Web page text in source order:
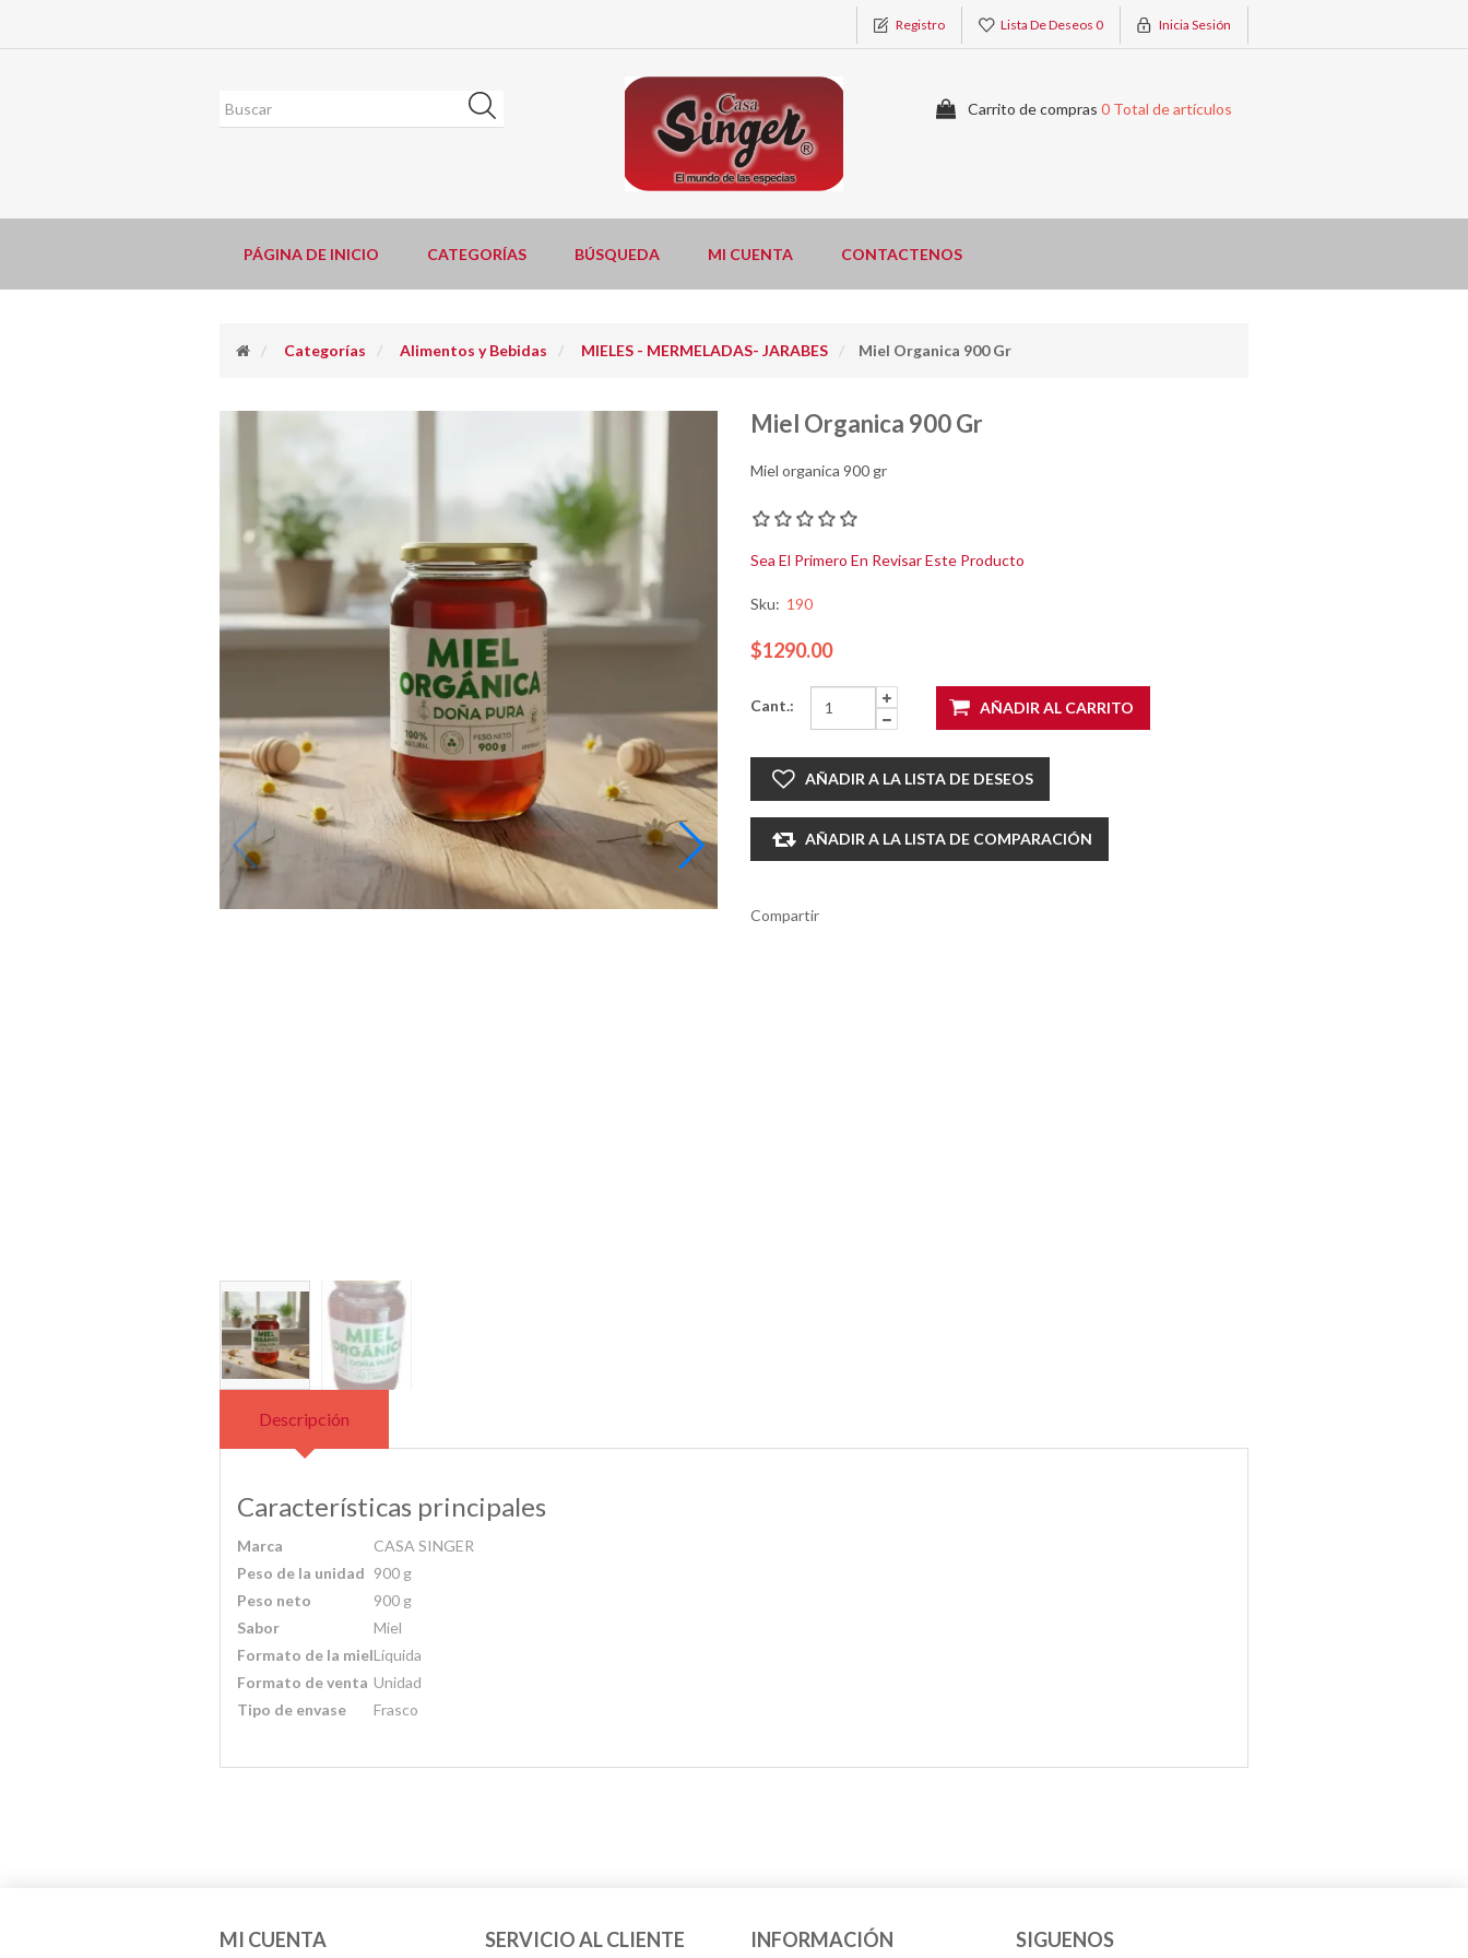
Registro Lista De Deseos 0 Inicia Sesión
Carrito de compras 0 Total de artículos
PÁGINA DE INICIO CATEGORÍAS BÚSQUEDA MI CUENTA CONTACTENOS
Categorías Alimentos y Bebidas MIELES - MERMELADAS- JARABES Miel Organica 900 Gr
Miel Organica 900 Gr
Miel organica 900 gr
Sea El Primero En Revisar Este Producto
Sku: 190
$1290.00
Cant.: AÑADIR AL CARRITO
AÑADIR A LA LISTA DE DESEOS
AÑADIR A LA LISTA DE COMPARACIÓN
Compartir
Descripción
Características principales
Marca
CASA SINGER
Peso de la unidad 900 g
Peso neto
900 g
Sabor
Miel
Formato de la mielLíquida
Formato de venta Unidad
Tipo de envase
Frasco
MI CUENTA SERVICIO AL CLIENTE INFORMACIÓN SIGUENOS